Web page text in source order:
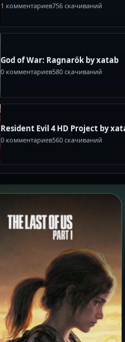
1 комментариев756 скачиваний
God of War: Ragnarök by xatab
0 комментариев580 скачиваний
Resident Evil 4 HD Project by
0 комментариев560 скачиваний